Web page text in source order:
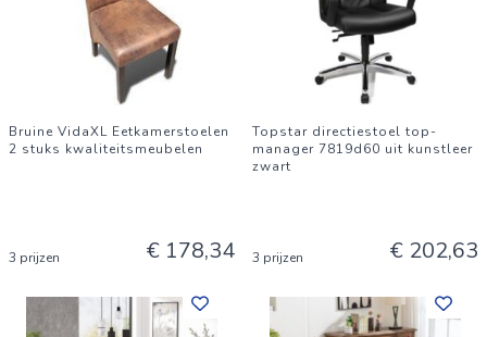
Bruine VidaXL Eetkamerstoelen
2 stuks kwaliteitsmeubelen
3 prijzen € 178,34
Topstar directiestoel top-
manager 7819d60 uit kunstleer
zwart
3 prijzen € 202,63